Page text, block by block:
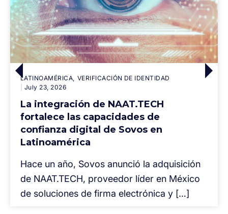
LATINOAMÉRICA VERIFICACIÓN DE IDENTIDAD
July 23, 2026
La integración de NAAT.TECH
fortalece las capacidades de
confianza digital de Sovos en
Latinoamérica
Hace un año, Sovos anunció la adquisición
de NAAT.TECH, proveedor líder en México
de soluciones de firma electrónica y […]